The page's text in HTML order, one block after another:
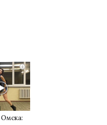
i
Омска: